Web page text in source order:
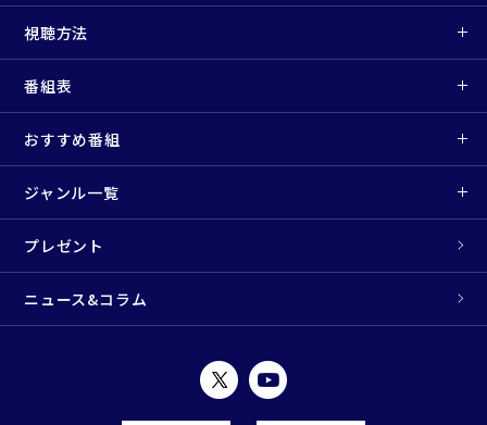
視聴方法
番組表
おすすめ番組
ジャンル一覧
プレゼント
ニュース&コラム